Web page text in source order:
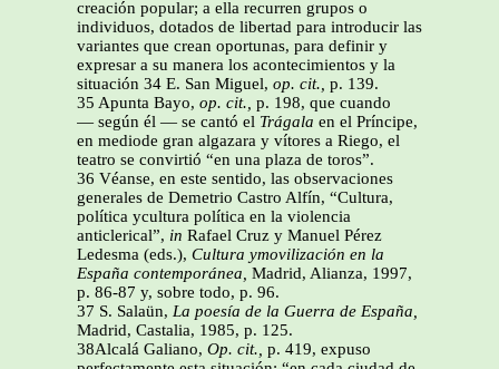
creación popular; a ella recurren grupos o
individuos, dotados de libertad para introducir las
variantes que crean oportunas, para definir y
expresar a su manera los acontecimientos y la
situación 34 E. San Miguel, op. cit., p. 139.
35 Apunta Bayo, op. cit., p. 198, que cuando
— según él — se cantó el Trágala en el Príncipe,
en mediode gran algazara y vítores a Riego, el
teatro se convirtió “en una plaza de toros”.
36 Véanse, en este sentido, las observaciones
generales de Demetrio Castro Alfín, “Cultura,
política ycultura política en la violencia
anticlerical”, in Rafael Cruz y Manuel Pérez
Ledesma (eds.), Cultura ymovilización en la
España contemporánea, Madrid, Alianza, 1997,
p. 86-87 y, sobre todo, p. 96.
37 S. Salaün, La poesía de la Guerra de España,
Madrid, Castalia, 1985, p. 125.
38Alcalá Galiano, Op. cit., p. 419, expuso